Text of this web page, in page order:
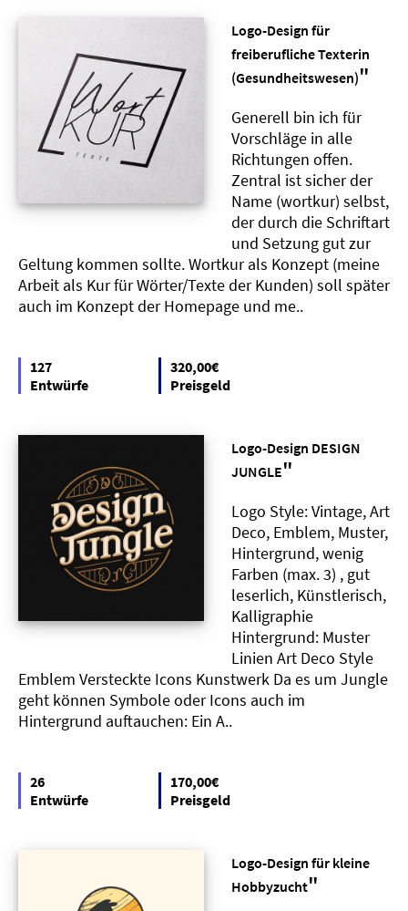
Logo-Design für
freiberufliche Texterin
(Gesundheitswesen)"
Generell bin ich für
Vorschläge in alle
Richtungen offen.
Zentral ist sicher der
Name (wortkur) selbst,
der durch die Schriftart
und Setzung gut zur
Geltung kommen sollte. Wortkur als Konzept (meine
Arbeit als Kur für Wörter/Texte der Kunden) soll später
auch im Konzept der Homepage und me..
127
Entwürfe
320,00€
Preisgeld
Logo-Design DESIGN
JUNGLE"
Logo Style: Vintage, Art
Deco, Emblem, Muster,
Hintergrund, wenig
Farben (max. 3) , gut
leserlich, Künstlerisch,
Kalligraphie
Hintergrund: Muster
Linien Art Deco Style
Emblem Versteckte Icons Kunstwerk Da es um Jungle
geht können Symbole oder Icons auch im
Hintergrund auftauchen: Ein A..
26
Entwürfe
170,00€
Preisgeld
Logo-Design für kleine
Hobbyzucht"